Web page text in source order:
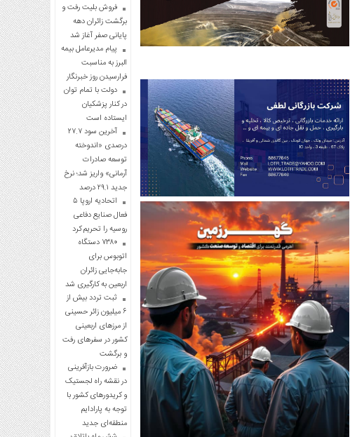
فروش بلیت رفت و
برگشت زائران دهه
پایانی صفر آغاز شد
پیام مدیرعامل بیمه
البرز به مناسبت
فرارسیدن روز خبرنگار
دولت با تمام توان
در کنار پزشکیان
ایستاده است
آخرین سود ۲۷.۷
درصدی «اندوخته
توسعه صادرات
آرمانی» واریز شد؛ نرخ
جدید ۲۹.۱ درصد
اتحادیه اروپا ۵
فعال صنایع دفاعی
روسیه را تحریم کرد
۷۳۸۰ دستگاه
اتوبوس برای
جابه‌جایی زائران
اربعین به‌ کارگیری شد
ثبت تردد بیش از
۶ میلیون زائر حسینی
از مرزهای اربعینی
کشور در سفرهای رفت
و برگشت
ضرورت بازآفرینی
در نقشه راه لجستیک
و کریدورهای کشور با
توجه به پارادایم
منطقه‌ای جدید